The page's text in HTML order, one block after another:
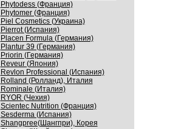
Phytodess (Франция)
Phytomer (Франция)
Piel Cosmetics (Украина)
Pierrot (Испания)
Placen Formula (Германия)
Plantur 39 (Германия)
Priorin (Германия)
Reveur (Япония)
Revlon Professional (Испания)
Rolland (Ролланд), Италия
Rominale (Италия)
RYOR (Чехия)
Scientec Nutrition (Франция)
Sesderma (Испания)
Shangpree(Шангпри), Корея